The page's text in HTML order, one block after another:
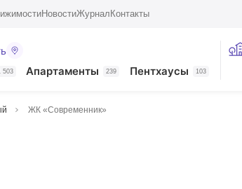
НовостиЖурнал Контакты
503 Апартаменты 239 Пентхаусы 103
ЖК «Современник»